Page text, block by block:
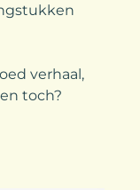
verhaal,
toch?